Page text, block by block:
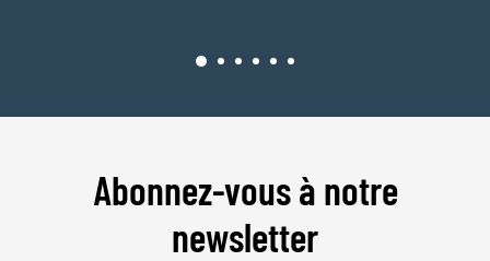
Abonnez-vous à notre
newsletter